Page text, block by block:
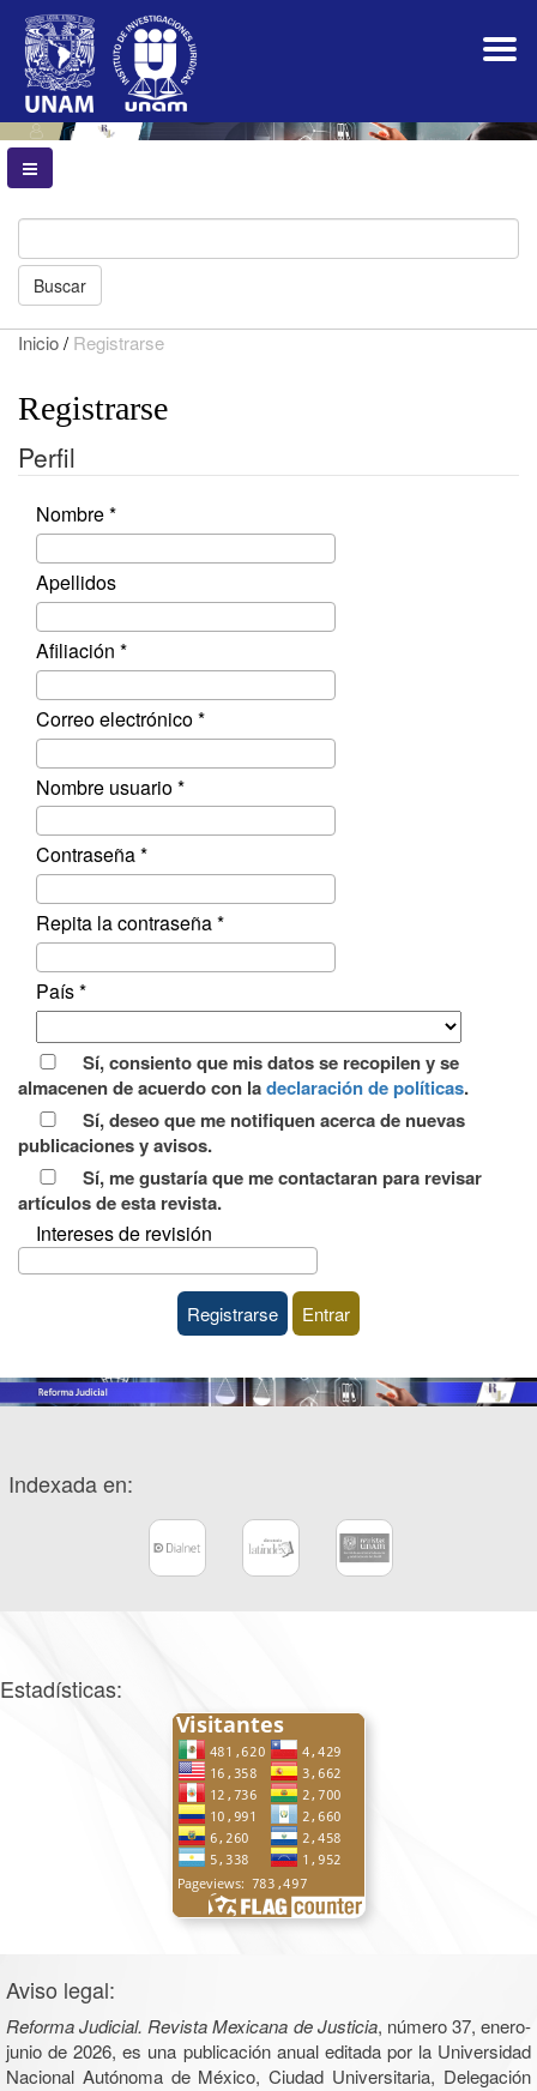
Navegación
principal
Contenido
principal
Barra
lateral
Buscar
Inicio/ Registrarse
Registrarse
Perfil
Nombre*Obligatorio
Apellidos
Afiliación *Obligatorio
Correo electrónico*Obligatorio
Nombre usuario*Obligatorio
Contraseña*Obligatorio
Repita la contraseña*Obligatorio
País*Obligatorio
Opciones
de
privacidad
almacenen de acuerdo con ladeclaración de políticas.
publicaciones y avisos.
artículos de esta revista.
Intereses de revisión
Registrarse Entrar
Indexada en:
Estadísticas:
Aviso legal:
Reforma Judicial. Revista Mexicana de Justicia, número 37, enero-
junio de 2026, es una publicación anual editada por la Universidad
Nacional Autónoma de México, Ciudad Universitaria, Delegación